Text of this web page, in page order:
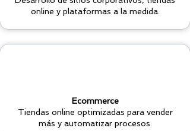
online y plataformas a la medida.
Ecommerce
Tiendas online optimizadas para vender
más y automatizar procesos.